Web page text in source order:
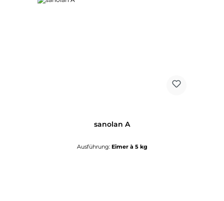
sanolan A
Ausführung: Eimer à 5 kg